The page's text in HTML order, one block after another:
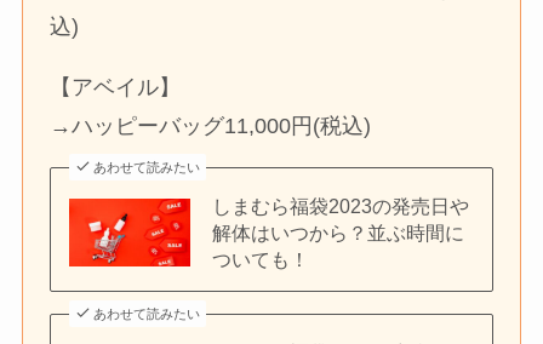
込)
【アベイル】
→ハッピーバッグ11,000円(税込)
あわせて読みたい
しまむら福袋2023の発売日や
解体はいつから？並ぶ時間に
ついても！
あわせて読みたい